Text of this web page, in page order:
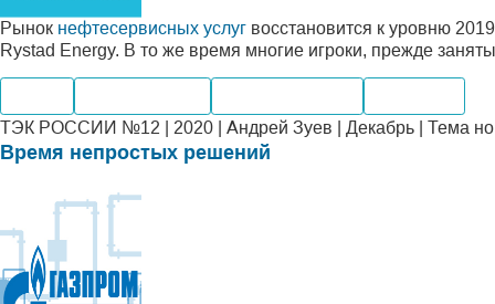
Рынок нефтесервисных услуг восстановится к уровню
Rystad Energy. В то же время многие игроки, прежде
ТЭК РОССИИ №12 | 2020 | Андрей Зуев | Декабрь | Тема
Время непростых решений